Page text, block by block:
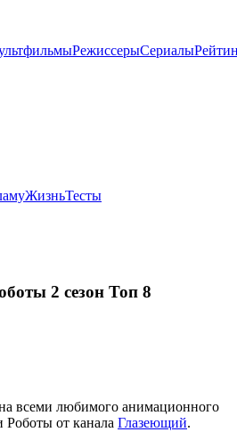
РежиссерыСериалы
ЖизньТесты
2 сезон Топ 8
всеми любимого анимационного
Роботы от канала Глазеющий.